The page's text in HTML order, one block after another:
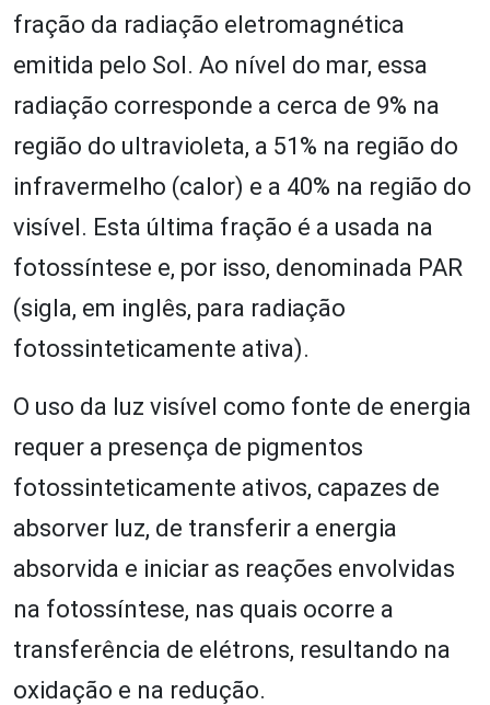
fração da radiação eletromagnética
emitida pelo Sol. Ao nível do mar, essa
radiação corresponde a cerca de 9% na
região do ultravioleta, a 51% na região do
infravermelho (calor) e a 40% na região do
visível. Esta última fração é a usada na
fotossíntese e, por isso, denominada PAR
(sigla, em inglês, para radiação
fotossinteticamente ativa).
O uso da luz visível como fonte de energia
requer a presença de pigmentos
fotossinteticamente ativos, capazes de
absorver luz, de transferir a energia
absorvida e iniciar as reações envolvidas
na fotossíntese, nas quais ocorre a
transferência de elétrons, resultando na
oxidação e na redução.